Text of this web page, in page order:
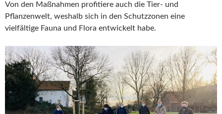
Von den Maßnahmen profitiere auch die Tier- und
Pflanzenwelt, weshalb sich in den Schutzzonen eine
vielfältige Fauna und Flora entwickelt habe.